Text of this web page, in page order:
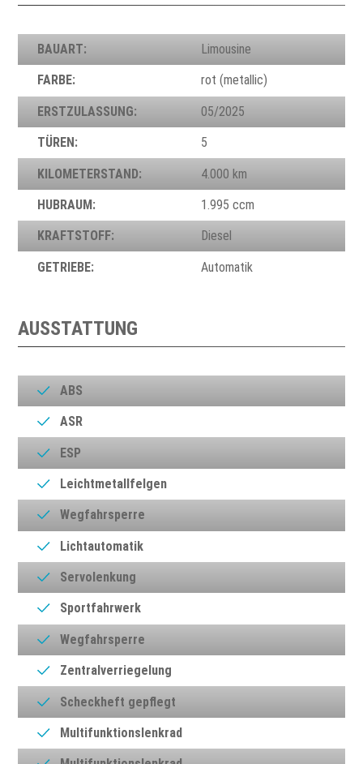
BAUART: Limousine
FARBE: rot (metallic)
ERSTZULASSUNG: 05/2025
TÜREN: 5
KILOMETERSTAND: 4.000 km
HUBRAUM: 1.995 ccm
KRAFTSTOFF: Diesel
GETRIEBE: Automatik
AUSSTATTUNG
ABS
ASR
ESP
Leichtmetallfelgen
Wegfahrsperre
Lichtautomatik
Servolenkung
Sportfahrwerk
Wegfahrsperre
Zentralverriegelung
Scheckheft gepflegt
Multifunktionslenkrad